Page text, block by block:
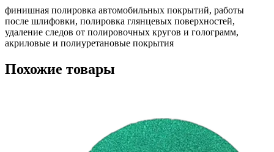
финишная полировка автомобильных покрытий, работы
после шлифовки, полировка глянцевых поверхностей,
удаление следов от полировочных кругов и голограмм,
акриловые и полиуретановые покрытия
Похожие товары